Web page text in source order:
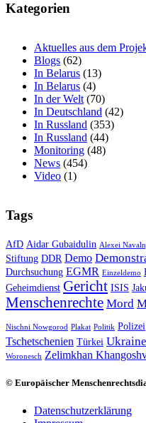
Kategorien
Aktuelles aus dem
Blogs (62)
In Belarus (13)
In Belarus (4)
In der Welt (70)
In Deutschland (42)
In Russland (353)
In Russland (44)
Monitoring (48)
News (454)
Video (1)
Tags
AfD Aidar Gubaidulin Alexei
Stiftung DDR Demo
Durchsuchung EGMR Einzeldemo
Geheimdienst Gericht ISIS
Menschenrechte Mord
Nischni Nowgorod Plakat Politik Polizei
Tschetschenien Türkei Ukraine
Woronesch Zelimkhan
© Europäischer
Datenschutzerklärung